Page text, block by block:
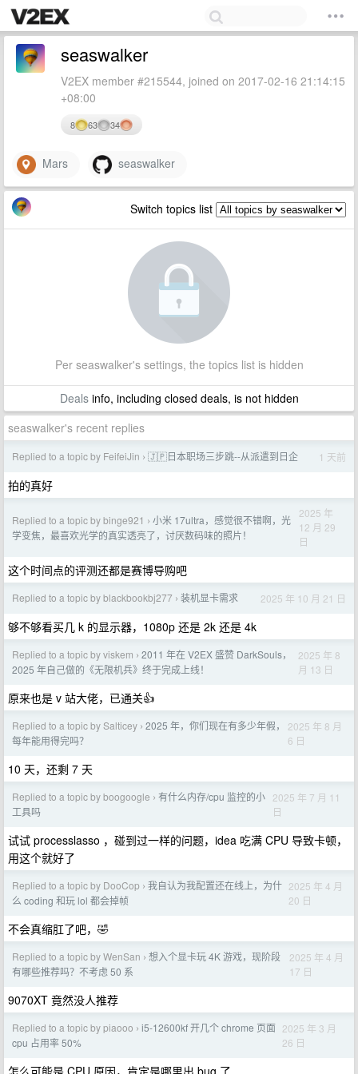
seaswalker
V2EX member #215544, joined on 2017-02-16 21:14:15
+08:00
8 63 34
Mars seaswalker
Switch topics list
Per seaswalker's settings, the topics list is hidden
Dealsinfo, including closed deals, is not hidden
seaswalker's recent replies
Replied to a topic by FeifeiJin › 🇯🇵日本职场三步跳--从派遣到日企 1 天前
拍的真好
Replied to a topic by binge921 › 小米 17ultra，感觉很不错啊，光
学变焦，最喜欢光学的真实透亮了，讨厌数码味的照片！
2025 年
12 月 29
日
这个时间点的评测还都是赛博导购吧
Replied to a topic by blackbookbj277 › 装机显卡需求 2025 年 10 月 21 日
够不够看买几 k 的显示器，1080p 还是 2k 还是 4k
Replied to a topic by viskem › 2011 年在 V2EX 盛赞 DarkSouls，
2025 年自己做的《无限机兵》终于完成上线！
2025 年 8
月 13 日
原来也是 v 站大佬，已通关👍
Replied to a topic by Salticey › 2025 年，你们现在有多少年假，
每年能用得完吗？
2025 年 8 月
6 日
10 天，还剩 7 天
Replied to a topic by boogoogle › 有什么内存/cpu 监控的小
工具吗
2025 年 7 月 11
日
试试 processlasso ，碰到过一样的问题，idea 吃满 CPU 导致卡顿，
用这个就好了
Replied to a topic by DooCop › 我自认为我配置还在线上，为什
么 coding 和玩 lol 都会掉帧
2025 年 4 月
20 日
不会真缩肛了吧，🤣
Replied to a topic by WenSan › 想入个显卡玩 4K 游戏，现阶段
有哪些推荐吗？不考虑 50 系
2025 年 4 月
17 日
9070XT 竟然没人推荐
Replied to a topic by piaooo › i5-12600kf 开几个 chrome 页面
cpu 占用率 50%
2025 年 3 月
26 日
怎么可能是 CPU 原因，肯定是哪里出 bug 了